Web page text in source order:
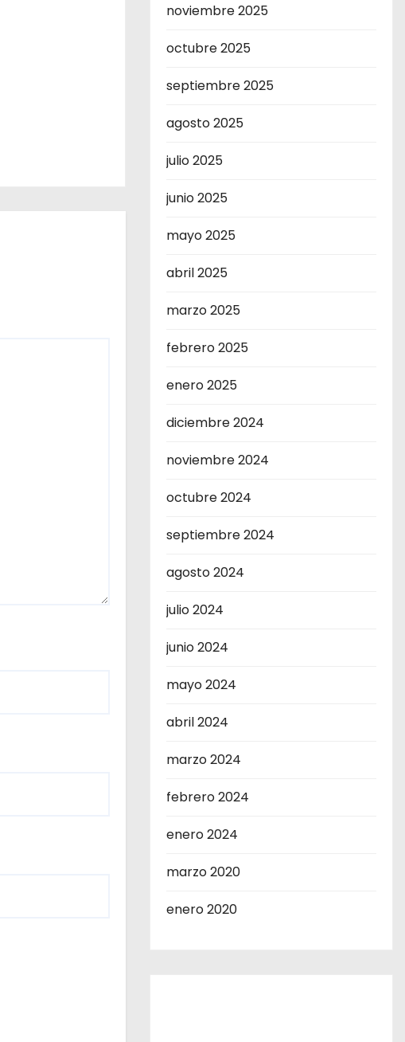
noviembre 2025
octubre 2025
septiembre 2025
agosto 2025
julio 2025
junio 2025
mayo 2025
abril 2025
marzo 2025
febrero 2025
enero 2025
diciembre 2024
noviembre 2024
octubre 2024
septiembre 2024
agosto 2024
julio 2024
junio 2024
mayo 2024
abril 2024
marzo 2024
febrero 2024
enero 2024
marzo 2020
enero 2020